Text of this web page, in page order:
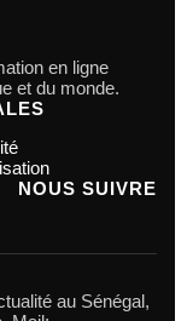
en ligne
et du monde.
NOUS SUIVRE
au Sénégal,